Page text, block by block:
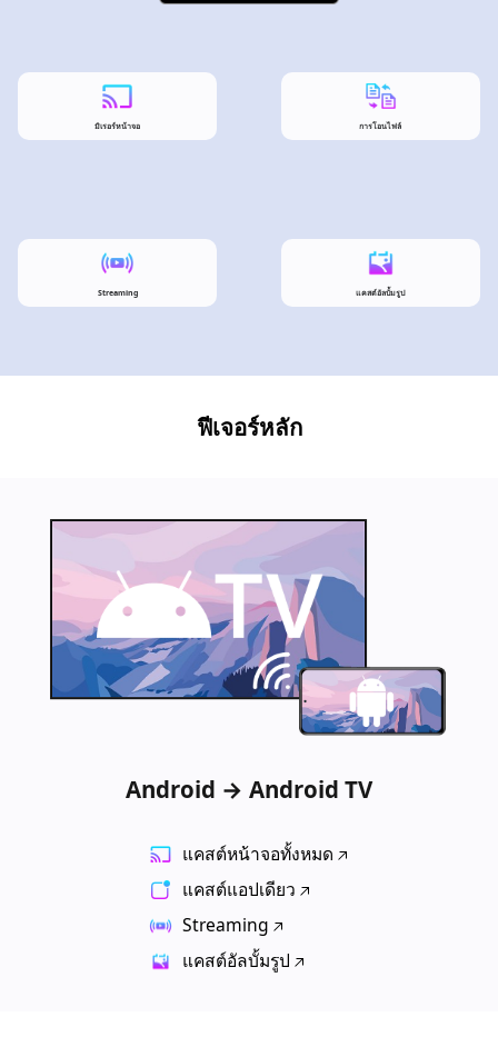
มิเรอร์หน้าจอ การโอนไฟล์
Streaming แคสต์อัลบั้มรูป
ฟีเจอร์หลัก
Android → Android TV
แคสต์หน้าจอทั้งหมด
แคสต์แอปเดียว
Streaming
แคสต์อัลบั้มรูป